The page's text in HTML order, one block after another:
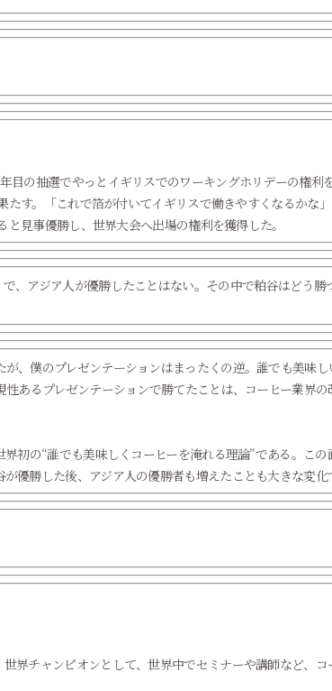
目の抽選でやっとイギリスでのワーキングホリデーの権利
す。「これで箔が付いてイギリスで働きやすくなるかな
見事優勝し、世界大会へ出場の権利を獲得した。
、アジア人が優勝したことはない。その中で粕谷はどう勝
、僕のプレゼンテーションはまったくの逆。誰でも美味し
あるプレゼンテーションで勝てたことは、コーヒー業界の
初の“誰でも美味しくコーヒーを淹れる理論”である。この
優勝した後、アジア人の優勝者も増えたことも大きな変化
界チャンピオンとして、世界中でセミナーや講師など、コ